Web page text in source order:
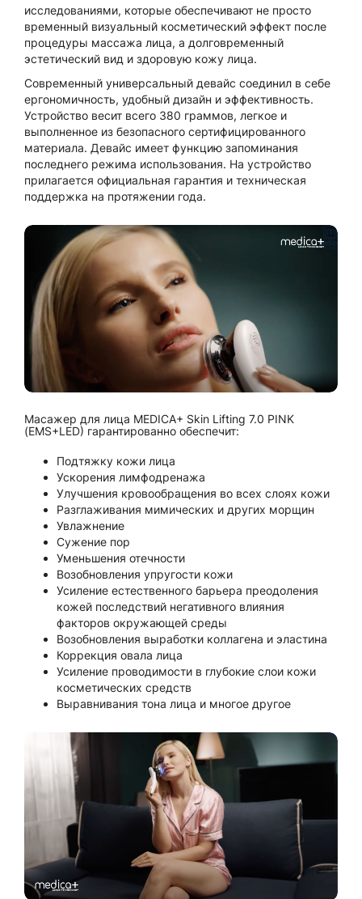
исследованиями, которые обеспечивают не просто
временный визуальный косметический эффект после
процедуры массажа лица, а долговременный
эстетический вид и здоровую кожу лица.
Современный универсальный девайс соединил в себе
ергономичность, удобный дизайн и эффективность.
Устройство весит всего 380 граммов, легкое и
выполненное из безопасного сертифицированного
материала. Девайс имеет функцию запоминания
последнего режима использования. На устройство
прилагается официальная гарантия и техническая
поддержка на протяжении года.
Масажер для лица MEDICA+ Skin Lifting 7.0 PINK
(EMS+LED) гарантированно обеспечит:
Подтяжку кожи лица
Ускорения лимфодренажа
Улучшения кровообращения во всех слоях кожи
Разглаживания мимических и других морщин
Увлажнение
Сужение пор
Уменьшения отечности
Возобновления упругости кожи
Усиление естественного барьера преодоления
кожей последствий негативного влияния
факторов окружающей среды
Возобновления выработки коллагена и эластина
Коррекция овала лица
Усиление проводимости в глубокие слои кожи
косметических средств
Выравнивания тона лица и многое другое